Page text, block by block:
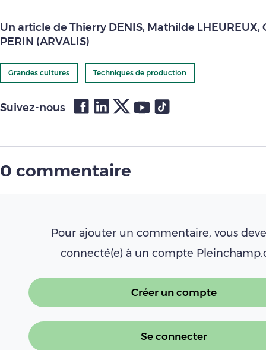
Un article de Thierry DENIS, Mathilde LHEUREUX,
PERIN (ARVALIS)
Grandes cultures Techniques de production
Suivez-nous
0 commentaire
Pour ajouter un commentaire, vous
connecté(e) à un compte
Créer un compte
Se connecter